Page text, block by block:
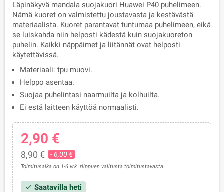
Läpinäkyvä mandala suojakuori Huawei P40 puhelimeen.
Nämä kuoret on valmistettu joustavasta ja kestävästä
materiaalista. Kuoret parantavat tuntumaa puhelimeen, eikä
se luiskahda niin helposti kädestä kuin suojakuoreton
puhelin. Kaikki näppäimet ja liitännät ovat helposti
käytettävissä.
Materiaali: tpu-muovi.
Helppo asentaa.
Suojaa puhelintasi naarmuilta ja kolhuilta.
Ei estä laitteen käyttöä normaalisti.
2,90 €
8,90 € - 6,00 €
Toimitusaika on 1-6 vrk. riippuen valitusta toimitustavasta.
check Saatavilla heti